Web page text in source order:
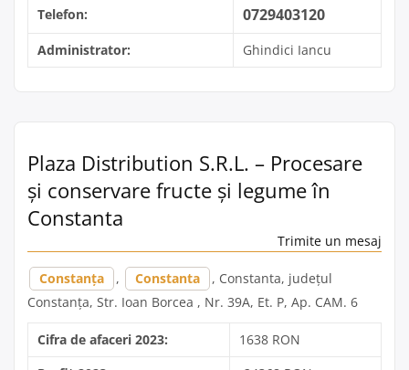
Telefon:
0729403120
Administrator: Ghindici Iancu
Plaza Distribution S.R.L. – Procesare
și conservare fructe și legume în
Constanta
Trimite un mesaj
Constanța , Constanta
, Constanta, județul
Constanța, Str. Ioan Borcea , Nr. 39A, Et. P, Ap. CAM. 6
Cifra de afaceri 2023:
1638 RON